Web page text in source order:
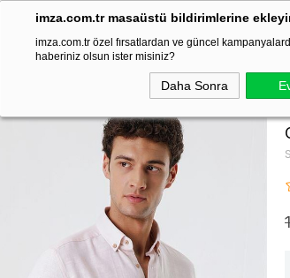
imza.com.tr masaüstü bildirimlerine
imza.com.tr özel fırsatlardan ve güncel
haberiniz olsun ister misiniz?
Daha Sonra
Gabardin Cepsiz Casual Slim Fit Gömlek